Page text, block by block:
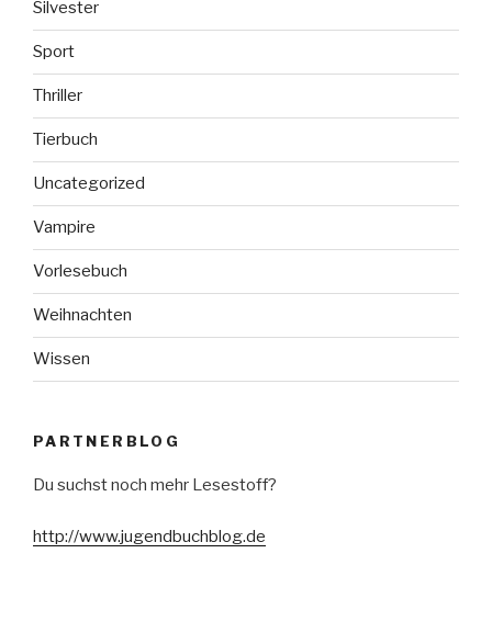
Silvester
Sport
Thriller
Tierbuch
Uncategorized
Vampire
Vorlesebuch
Weihnachten
Wissen
PARTNERBLOG
Du suchst noch mehr Lesestoff?
http://www.jugendbuchblog.de